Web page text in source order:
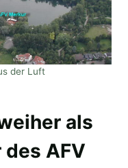
der Luft
als
AFV